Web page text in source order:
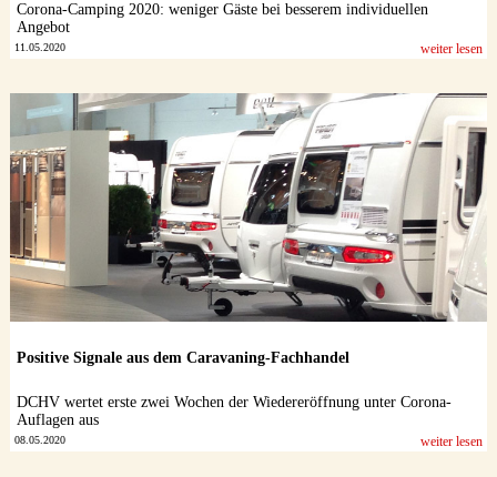
Corona-Camping 2020: weniger Gäste bei besserem individuellen
Angebot
11.05.2020 weiter lesen
Positive Signale aus dem Caravaning-Fachhandel
DCHV wertet erste zwei Wochen der Wiedereröffnung unter Corona-
Auflagen aus
08.05.2020 weiter lesen